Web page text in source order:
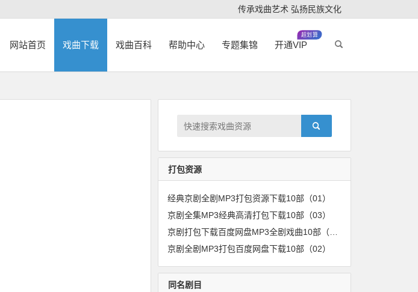
传承戏曲艺术 弘扬民族文化
网站首页 戏曲下载 戏曲百科 帮助中心 专题集锦 开通VIP
超划算
打包资源
经典京剧全剧MP3打包资源下载10部（01）
京剧全集MP3经典高清打包下载10部（03）
京剧全剧MP3打包百度网盘下载10部（02）
同名剧目